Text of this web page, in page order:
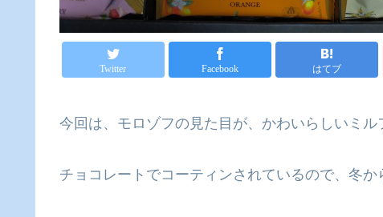
Twitter Facebook はてブ
今回は、モロゾフの見た目が、かわいらしいミル
チョコレートでコーティンされているので、冬か